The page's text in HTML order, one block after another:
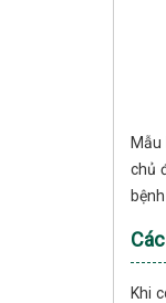
chủ
Khi